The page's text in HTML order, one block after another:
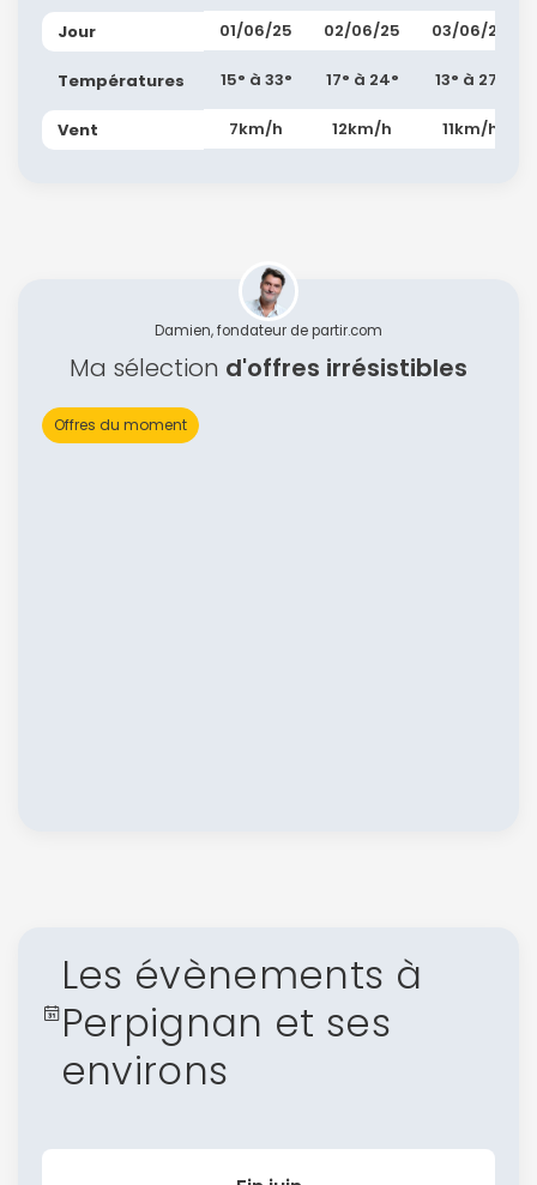
Jour
Températures
Vent
01/06/25
15° à 33°
7km/h
02/06/25
17° à 24°
12km/h
03/06/25
13° à 27°
11km/h
Damien, fondateur de partir.com
Ma sélection d'offres irrésistibles
Offres du moment
Les évènements à
Perpignan et ses
environs